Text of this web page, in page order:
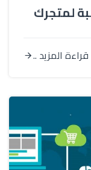
لمتجرك
قراءة المزيد ..